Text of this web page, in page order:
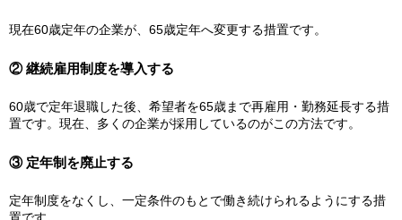
現在60歳定年の企業が、65歳定年へ変更する措置です。
② 継続雇用制度を導入する
60歳で定年退職した後、希望者を65歳まで再雇用・勤務延長する措
置です。現在、多くの企業が採用しているのがこの方法です。
③ 定年制を廃止する
定年制度をなくし、一定条件のもとで働き続けられるようにする措